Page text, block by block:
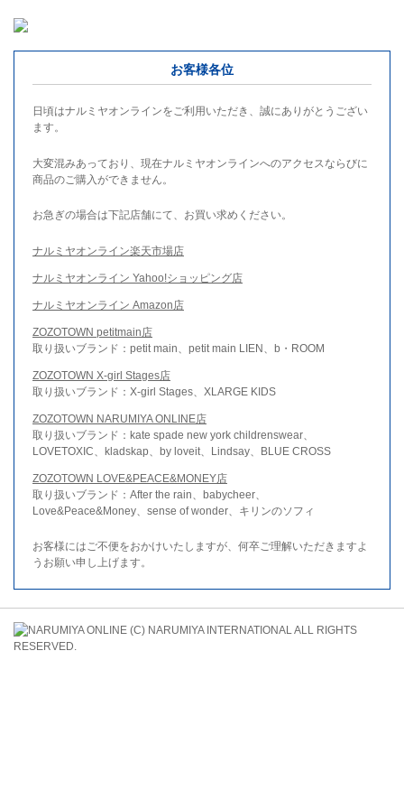
お客様各位
日頃はナルミヤオンラインをご利用いただき、誠にありがとうござい
ます。
大変混みあっており、現在ナルミヤオンラインへのアクセスならびに
商品のご購入ができません。
お急ぎの場合は下記店舗にて、お買い求めください。
ナルミヤオンライン楽天市場店
ナルミヤオンライン Yahoo!ショッピング店
ナルミヤオンライン Amazon店
ZOZOTOWN petitmain店
取り扱いブランド：petit main、petit main LIEN、b・ROOM
ZOZOTOWN X-girl Stages店
取り扱いブランド：X-girl Stages、XLARGE KIDS
ZOZOTOWN NARUMIYA ONLINE店
取り扱いブランド：kate spade new york childrenswear、
LOVETOXIC、kladskap、by loveit、Lindsay、BLUE CROSS
ZOZOTOWN LOVE&PEACE&MONEY店
取り扱いブランド：After the rain、babycheer、
Love&Peace&Money、sense of wonder、キリンのソフィ
お客様にはご不便をおかけいたしますが、何卒ご理解いただきますよ
うお願い申し上げます。